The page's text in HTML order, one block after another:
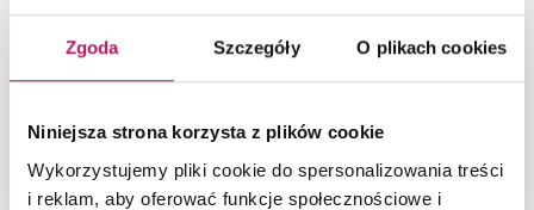
Zgoda Szczegóły O plikach cookies
Niniejsza strona korzysta z plików cookie
Wykorzystujemy pliki cookie do spersonalizowania treści
i reklam, aby oferować funkcje społecznościowe i
WŁOCHY 04.09
Landscape Festival 2026